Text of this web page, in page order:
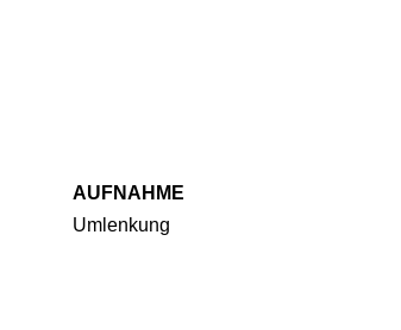
AUFNAHME
Umlenkung